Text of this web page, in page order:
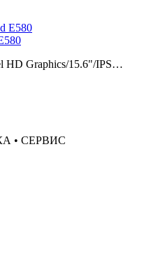
HD Graphics/15.6"/IPS…
• СЕРВИС